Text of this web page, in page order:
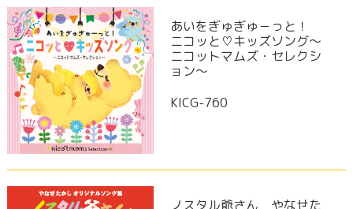
あいをぎゅぎゅ－っと！
ニコッと♡キッズソング～
ニコットマムズ・セレクシ
ョン～
KICG-760
ノスタル爺さん やなせた